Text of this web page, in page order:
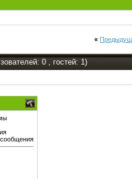
«
0 , гостей: 1)